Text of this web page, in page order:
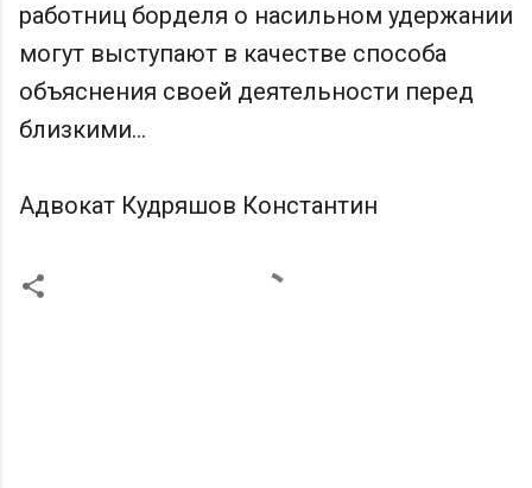
работниц борделя о насильном удержании
могут выступают в качестве способа
объяснения своей деятельности перед
близкими...
Адвокат Кудряшов Константин